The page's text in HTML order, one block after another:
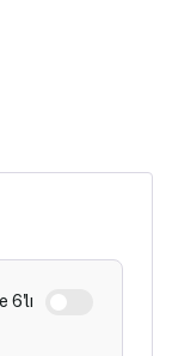
6'lı